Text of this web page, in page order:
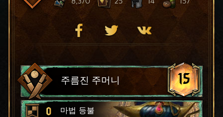
주름진 주머니 15
0 마법 등불